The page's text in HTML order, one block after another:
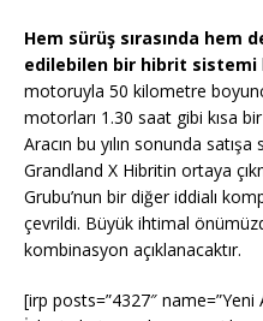
Hem sürüş sırasında hem
edilebilen bir hibrit sistemi
motoruyla 50 kilometre
motorları 1.30 saat gibi kısa
Aracın bu yılın sonunda
Grandland X Hibritin ortaya
Grubu’nun bir diğer iddialı
çevrildi. Büyük ihtimal
kombinasyon açıklanacaktır.
[irp posts=”4327″